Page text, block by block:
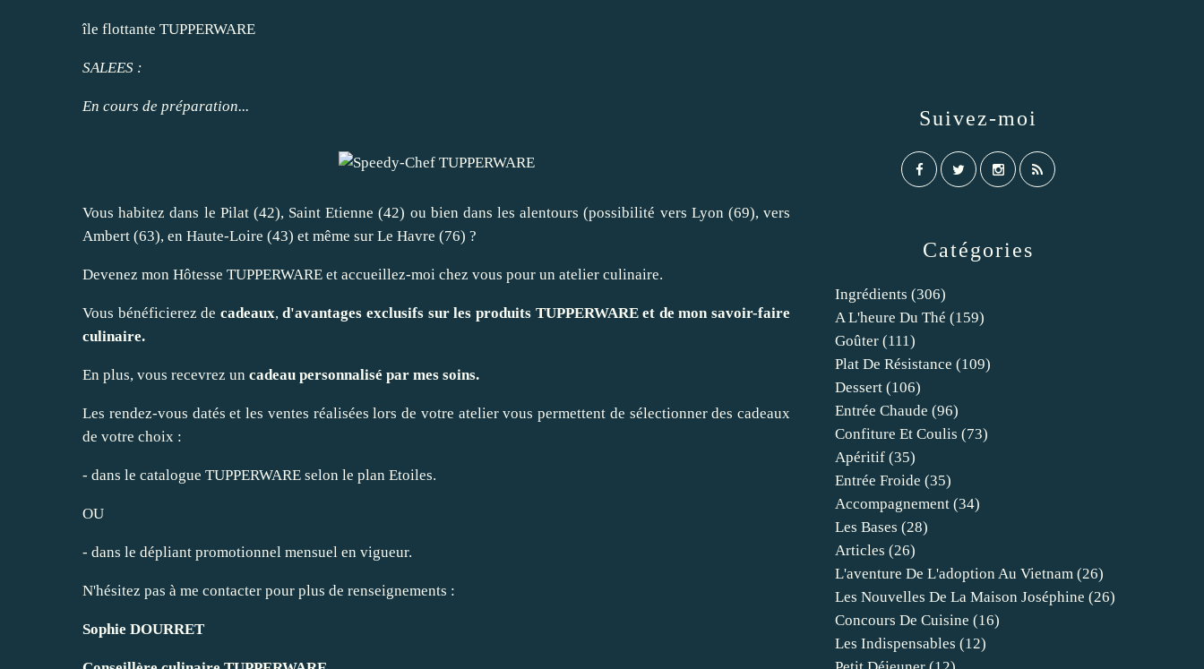
île flottante TUPPERWARE
SALEES :
En cours de préparation...
Vous habitez dans le Pilat (42), Saint Etienne (42) ou bien dans les alentours (possibilité vers Lyon (69), vers
Ambert (63), en Haute-Loire (43) et même sur Le Havre (76) ?
Devenez mon Hôtesse TUPPERWARE et accueillez-moi chez vous pour un atelier culinaire.
Vous bénéficierez de cadeaux,d'avantages exclusifs sur les produits TUPPERWARE et de mon savoir-faire
culinaire.
En plus, vous recevrez un cadeau personnalisé par mes soins.
Les rendez-vous datés et les ventes réalisées lors de votre atelier vous permettent de sélectionner des cadeaux
de votre choix :
- dans le catalogue TUPPERWARE selon le plan Etoiles.
OU
- dans le dépliant promotionnel mensuel en vigueur.
N'hésitez pas à me contacter pour plus de renseignements :
Sophie DOURRET
Catégories
Ingrédients (306)
A L'heure Du Thé (159)
Goûter (111)
Plat De Résistance (109)
Dessert (106)
Entrée Chaude (96)
Confiture Et Coulis (73)
Apéritif (35)
Entrée Froide (35)
Accompagnement (34)
Les Bases (28)
Articles (26)
L'aventure De L'adoption Au Vietnam (26)
Les Nouvelles De La Maison Joséphine (26)
Concours De Cuisine (16)
Les Indispensables (12)
Suivez-moi